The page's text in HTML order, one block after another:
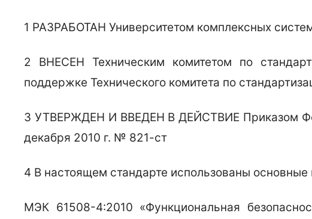
1 РАЗРАБОТАН Университетом комплексных
2 ВНЕСЕН Техническим комитетом по
поддержке Технического комитета по
3 УТВЕРЖДЕН И ВВЕДЕН В ДЕЙСТВИЕ Приказом
декабря 2010 г. № 821-ст
4 В настоящем стандарте использованы
МЭК 61508-4:2010 «Функциональная